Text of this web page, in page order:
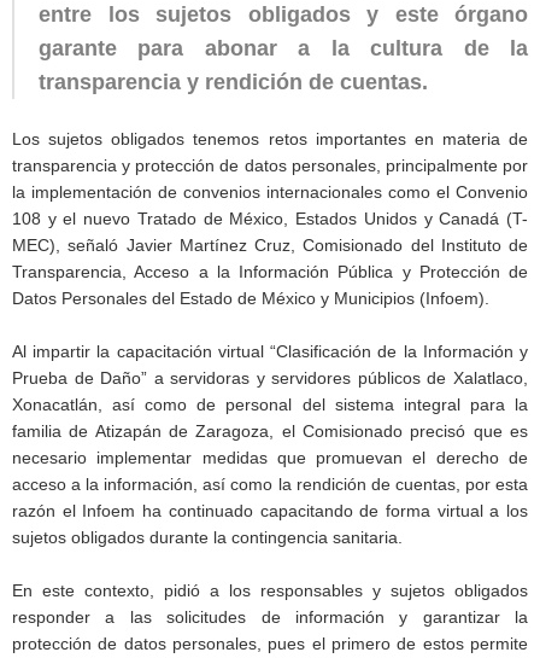
entre los sujetos obligados y este órgano
garante para abonar a la cultura de la
transparencia y rendición de cuentas.
Los sujetos obligados tenemos retos importantes en materia de
transparencia y protección de datos personales, principalmente por
la implementación de convenios internacionales como el Convenio
108 y el nuevo Tratado de México, Estados Unidos y Canadá (T-
MEC), señaló Javier Martínez Cruz, Comisionado del Instituto de
Transparencia, Acceso a la Información Pública y Protección de
Datos Personales del Estado de México y Municipios (Infoem).
Al impartir la capacitación virtual “Clasificación de la Información y
Prueba de Daño” a servidoras y servidores públicos de Xalatlaco,
Xonacatlán, así como de personal del sistema integral para la
familia de Atizapán de Zaragoza, el Comisionado precisó que es
necesario implementar medidas que promuevan el derecho de
acceso a la información, así como la rendición de cuentas, por esta
razón el Infoem ha continuado capacitando de forma virtual a los
sujetos obligados durante la contingencia sanitaria.
En este contexto, pidió a los responsables y sujetos obligados
responder a las solicitudes de información y garantizar la
protección de datos personales, pues el primero de estos permite